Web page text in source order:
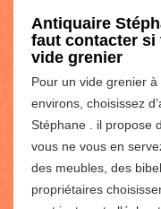
Antiquaire
faut contacter si
vide grenier
Pour un vide grenier
environs, choisissez
Stéphane . il propose
vous ne vous en
des meubles, des
propriétaires